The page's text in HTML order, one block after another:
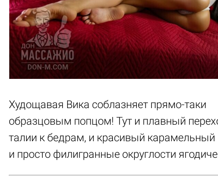
Худощавая Вика соблазняет прямо-таки
образцовым попцом! Тут и плавный
талии к бедрам, и красивый карамельный
и просто филигранные округлости